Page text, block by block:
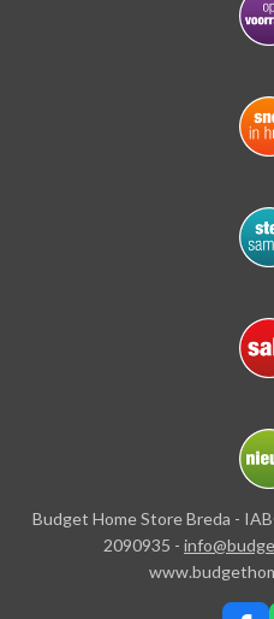
Budget Home Store Breda -
2090935 -